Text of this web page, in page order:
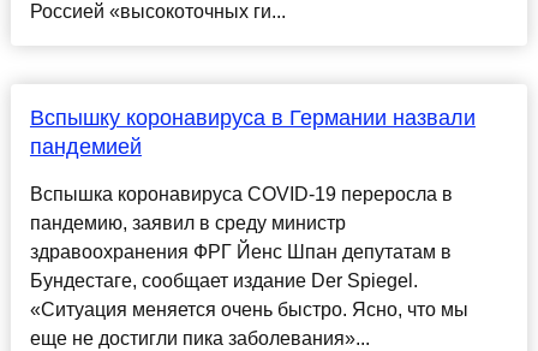
Россией «высокоточных ги...
Вспышку коронавируса в Германии назвали
пандемией
Вспышка коронавируса COVID-19 переросла в
пандемию, заявил в среду министр
здравоохранения ФРГ Йенс Шпан депутатам в
Бундестаге, сообщает издание Der Spiegel.
«Ситуация меняется очень быстро. Ясно, что мы
еще не достигли пика заболевания»...